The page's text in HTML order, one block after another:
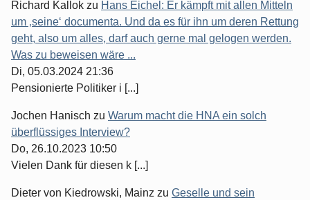
Richard Kallok zu Hans Eichel: Er kämpft mit allen Mitteln
um ‚seine‘ documenta. Und da es für ihn um deren Rettung
geht, also um alles, darf auch gerne mal gelogen werden.
Was zu beweisen wäre ...
Di, 05.03.2024 21:36
Pensionierte Politiker i [...]
Jochen Hanisch zu Warum macht die HNA ein solch
überflüssiges Interview?
Do, 26.10.2023 10:50
Vielen Dank für diesen k [...]
Dieter von Kiedrowski, Mainz zu Geselle und sein